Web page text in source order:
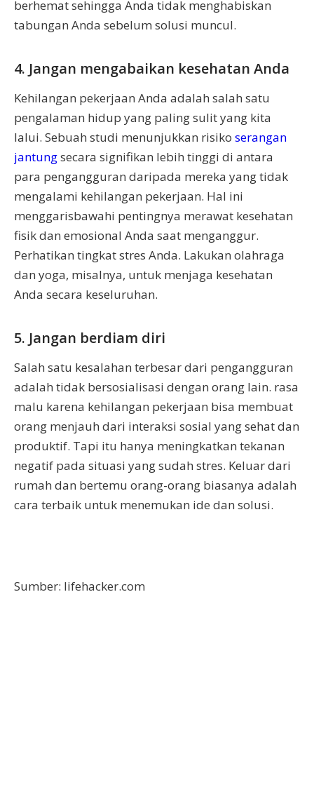
berhemat sehingga Anda tidak menghabiskan
tabungan Anda sebelum solusi muncul.
4. Jangan mengabaikan kesehatan Anda
Kehilangan pekerjaan Anda adalah salah satu
pengalaman hidup yang paling sulit yang kita
lalui. Sebuah studi menunjukkan risiko serangan
jantungsecara signifikan lebih tinggi di antara
para pengangguran daripada mereka yang tidak
mengalami kehilangan pekerjaan. Hal ini
menggarisbawahi pentingnya merawat kesehatan
fisik dan emosional Anda saat menganggur.
Perhatikan tingkat stres Anda. Lakukan olahraga
dan yoga, misalnya, untuk menjaga kesehatan
Anda secara keseluruhan.
5. Jangan berdiam diri
Salah satu kesalahan terbesar dari pengangguran
adalah tidak bersosialisasi dengan orang lain. rasa
malu karena kehilangan pekerjaan bisa membuat
orang menjauh dari interaksi sosial yang sehat dan
produktif. Tapi itu hanya meningkatkan tekanan
negatif pada situasi yang sudah stres. Keluar dari
rumah dan bertemu orang-orang biasanya adalah
cara terbaik untuk menemukan ide dan solusi.
Sumber: lifehacker.com